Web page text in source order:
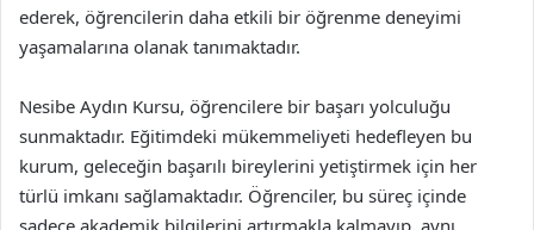
ederek, öğrencilerin daha etkili bir öğrenme deneyimi
yaşamalarına olanak tanımaktadır.
Nesibe Aydın Kursu, öğrencilere bir başarı yolculuğu
sunmaktadır. Eğitimdeki mükemmeliyeti hedefleyen bu
kurum, geleceğin başarılı bireylerini yetiştirmek için her
türlü imkanı sağlamaktadır. Öğrenciler, bu süreç içinde
sadece akademik bilgilerini artırmakla kalmayıp, aynı